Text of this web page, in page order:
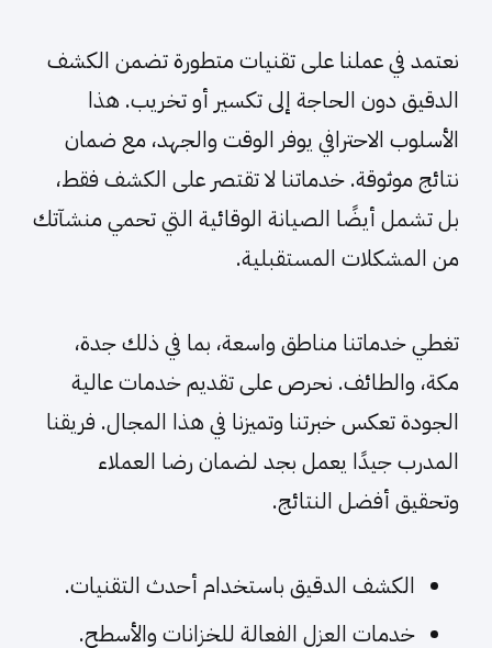
نعتمد في عملنا على تقنيات متطورة تضمن الكشف
الدقيق دون الحاجة إلى تكسير أو تخريب. هذا
الأسلوب الاحترافي يوفر الوقت والجهد، مع ضمان
نتائج موثوقة. خدماتنا لا تقتصر على الكشف فقط،
بل تشمل أيضًا الصيانة الوقائية التي تحمي منشآتك
من المشكلات المستقبلية.
تغطي خدماتنا مناطق واسعة، بما في ذلك جدة،
مكة، والطائف. نحرص على تقديم خدمات عالية
الجودة تعكس خبرتنا وتميزنا في هذا المجال. فريقنا
المدرب جيدًا يعمل بجد لضمان رضا العملاء
وتحقيق أفضل النتائج.
الكشف الدقيق باستخدام أحدث التقنيات.
خدمات العزل الفعالة للخزانات والأسطح.